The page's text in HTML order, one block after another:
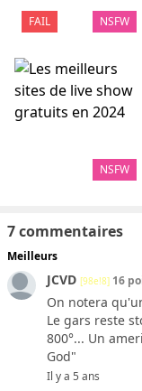
FAIL NSFW
NSFW
7 commentaires
Meilleurs
JCVD [98e!8] 16
On notera
Le gars reste
800°... Un
God"
Il y a 5 ans